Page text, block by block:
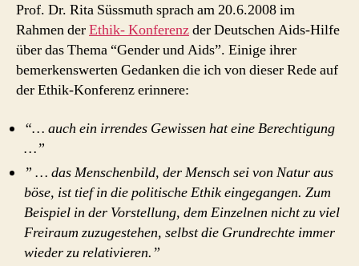
Prof. Dr. Rita Süssmuth sprach am 20.6.2008 im
Rahmen derEthik- Konferenzder Deutschen Aids-Hilfe
über das Thema “Gender und Aids”. Einige ihrer
bemerkenswerten Gedanken die ich von dieser Rede auf
der Ethik-Konferenz erinnere:
“… auch ein irrendes Gewissen hat eine Berechtigung
…”
” … das Menschenbild, der Mensch sei von Natur aus
böse, ist tief in die politische Ethik eingegangen. Zum
Beispiel in der Vorstellung, dem Einzelnen nicht zu viel
Freiraum zuzugestehen, selbst die Grundrechte immer
wieder zu relativieren.”